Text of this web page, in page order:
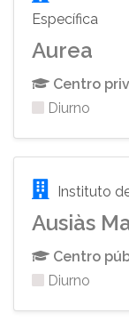
Específica
Aurea
Centro
Diurno
Instituto
Ausiàs
Centro
Diurno